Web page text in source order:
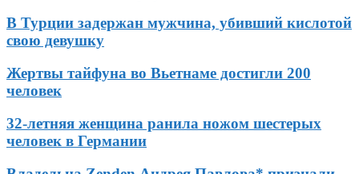
В Турции задержан мужчина, убивший кислотой
свою девушку
Жертвы тайфуна во Вьетнаме достигли 200
человек
32-летняя женщина ранила ножом шестерых
человек в Германии